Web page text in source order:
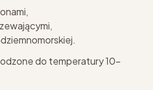
do temperatury 10–